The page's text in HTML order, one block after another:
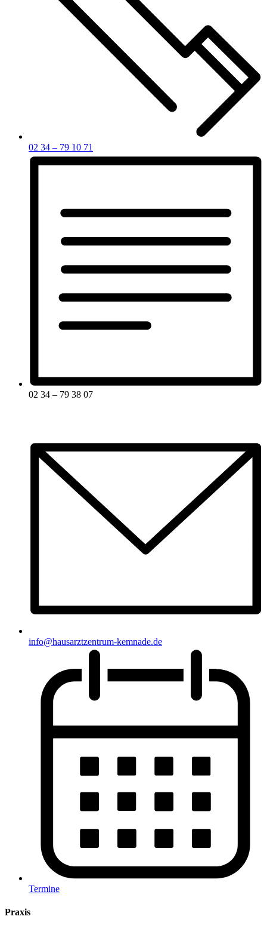
02 34 – 79 10 71
02 34 – 79 38 07
info@hausarztzentrum-kemnade.de
Termine
Praxis